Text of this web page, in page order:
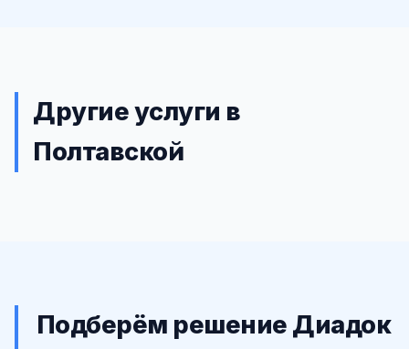
Другие услуги в
Полтавской
Подберём решение Диадок